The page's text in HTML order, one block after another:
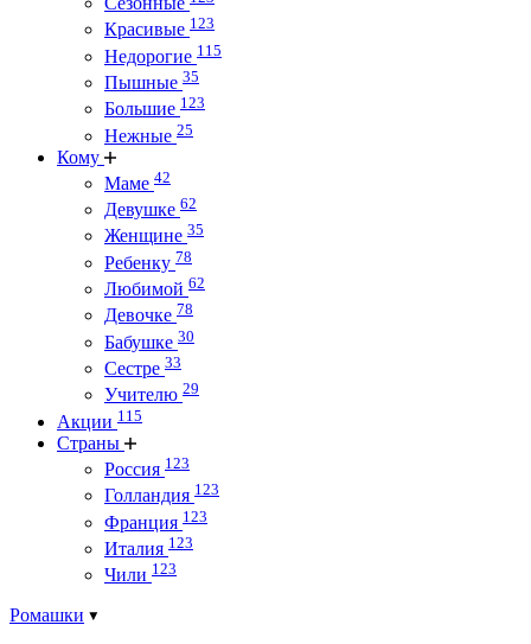
Красивые 123
Недорогие 115
Пышные 35
Большие 123
Нежные 25
Кому
Маме 42
Девушке 62
Женщине 35
Ребенку 78
Любимой 62
Девочке 78
Бабушке 30
Сестре 33
Учителю 29
Акции 115
Страны
Россия 123
Голландия 123
Франция 123
Италия 123
Чили 123
Ромашки